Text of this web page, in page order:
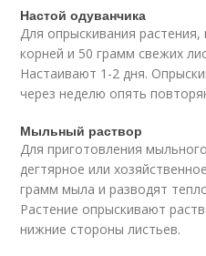
Настой одуванчика
Для опрыскивания
корней и 50 грамм свежих
Настаивают 1-2 дня.
через неделю опять
Мыльный раствор
Для приготовления
дегтярное или
грамм мыла и разводят
Растение опрыскивают
нижние стороны листьев.